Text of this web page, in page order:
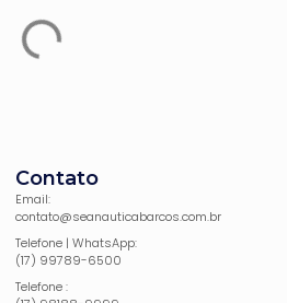
Contato
Email:
contato@seanauticabarcos.com.br
Telefone | WhatsApp:
(17) 99789-6500
Telefone :